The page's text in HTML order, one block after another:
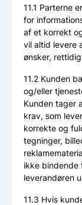
11.1 Parterne
for
af et korrekt
vil altid levere
ønsker,
11.2 Kunden
og/eller
Kunden tager
krav, som
korrekte og
tegninger,
ikke bindende
leverandøren
11.3 Hvis